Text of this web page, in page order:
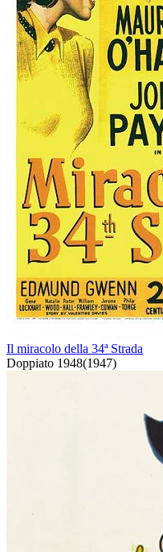
Il miracolo della 34ª Strada
Doppiato 1948(1947)